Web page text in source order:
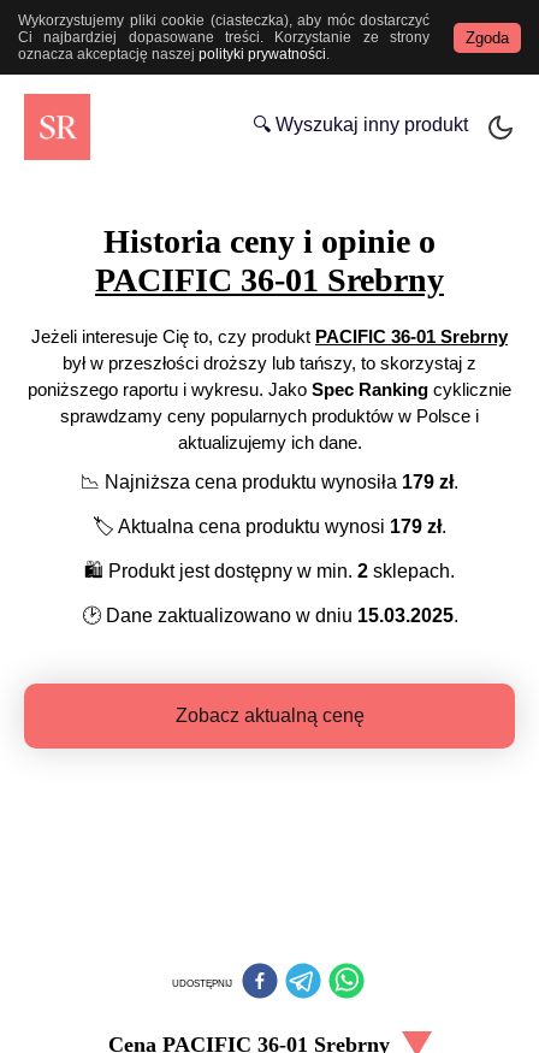
Wykorzystujemy pliki cookie (ciasteczka), aby móc dostarczyć
Ci najbardziej dopasowane treści. Korzystanie ze strony
oznacza akceptację naszej polityki prywatności.
Zgoda
🔍 Wyszukaj inny produkt
Historia ceny i opinie o
PACIFIC 36-01 Srebrny
Jeżeli interesuje Cię to, czy produkt PACIFIC 36-01 Srebrny
był w przeszłości droższy lub tańszy, to skorzystaj z
poniższego raportu i wykresu. Jako Spec Ranking cyklicznie
sprawdzamy ceny popularnych produktów w Polsce i
aktualizujemy ich dane.
📉 Najniższa cena produktu wynosiła 179 zł.
🏷️ Aktualna cena produktu wynosi 179 zł.
🛍️ Produkt jest dostępny w min. 2 sklepach.
🕑Dane zaktualizowano w dniu 15.03.2025.
Zobacz aktualną cenę
UDOSTĘPNIJ
Cena PACIFIC 36-01 Srebrny